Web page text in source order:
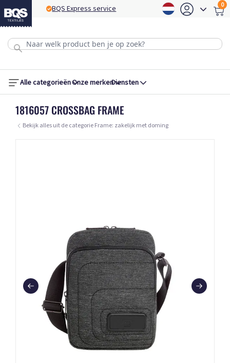
BQS Express service 0
Alle categorieënOnze merkenDiensten
1816057 CROSSBAG FRAME
Bekijk alles uit de categorie Frame: zakelijk met doming